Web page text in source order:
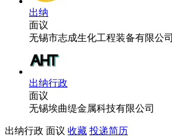
出纳
面议
无锡市志成生化工程装备有限公司
出纳行政
面议
无锡埃曲缇金属科技有限公司
出纳行政 面议 收藏 投递简历